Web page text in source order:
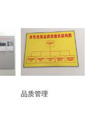
品质管理